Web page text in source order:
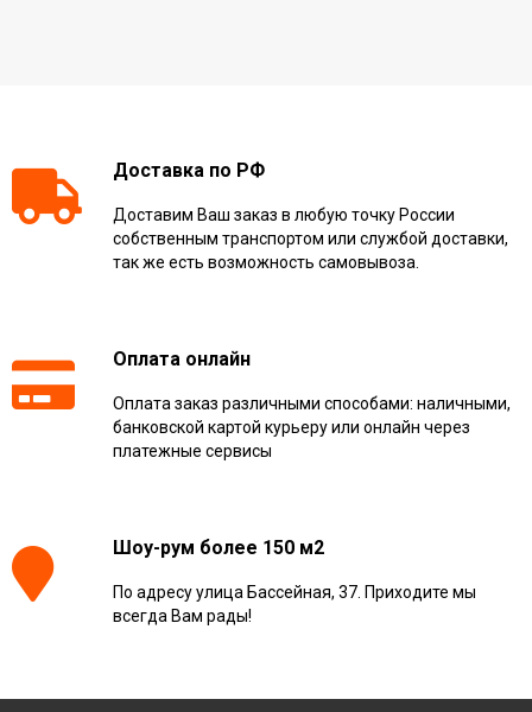
Доставка по РФ
Доставим Ваш заказ в любую точку России
собственным транспортом или службой доставки,
так же есть возможность самовывоза.
Оплата онлайн
Оплата заказ различными способами: наличными,
банковской картой курьеру или онлайн через
платежные сервисы
Шоу-рум более 150 м2
По адресу улица Бассейная, 37. Приходите мы
всегда Вам рады!